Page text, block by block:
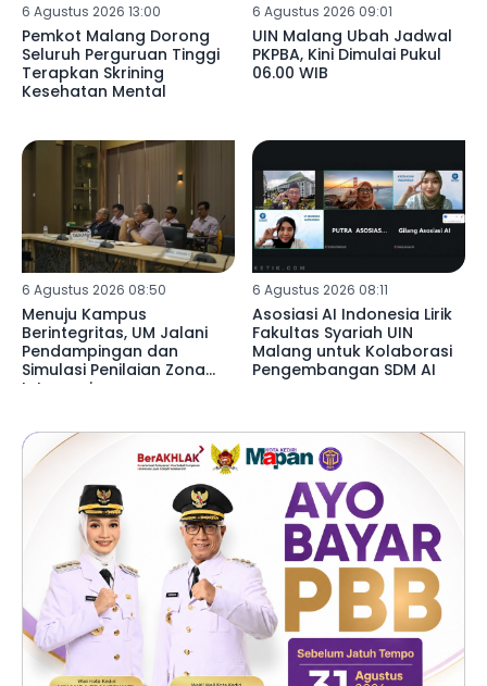
6 Agustus 2026 13:00
Pemkot Malang Dorong
Seluruh Perguruan Tinggi
Terapkan Skrining
Kesehatan Mental
6 Agustus 2026 09:01
UIN Malang Ubah Jadwal
PKPBA, Kini Dimulai Pukul
06.00 WIB
6 Agustus 2026 08:50
Menuju Kampus
Berintegritas, UM Jalani
Pendampingan dan
Simulasi Penilaian Zona
Integrasi
6 Agustus 2026 08:11
Asosiasi AI Indonesia Lirik
Fakultas Syariah UIN
Malang untuk Kolaborasi
Pengembangan SDM AI